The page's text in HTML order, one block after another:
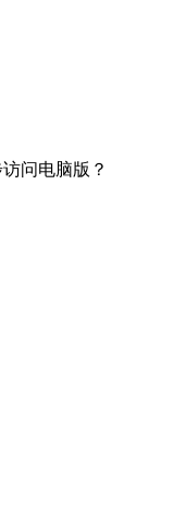
问电脑版？